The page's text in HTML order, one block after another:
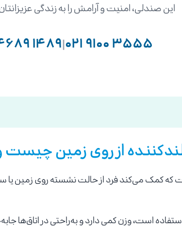
این صندلی، امنیت و آرامش را به زندگی
۰۲۱ ۴۶۸۹|۰۲۱ ۹۱۰۰ ۳۵۵۵
از روی زمین چیست
که کمک می‌کند فرد از حالت نشسته روی زمین یا
است، وزن کمی دارد و به‌راحتی در اتاق‌ها